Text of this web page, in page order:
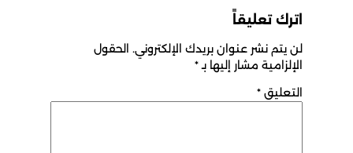
اترك تعليقاً
لن يتم نشر عنوان بريدك الإلكتروني. الحقول
الإلزامية مشار إليها بـ*
التعليق *